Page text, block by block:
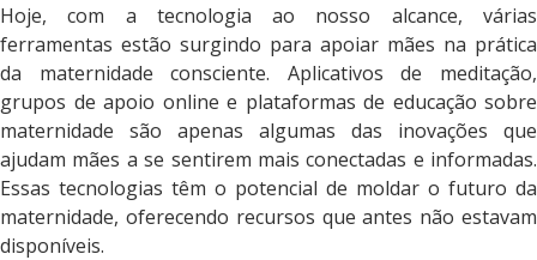
Hoje, com a tecnologia ao nosso alcance, várias
ferramentas estão surgindo para apoiar mães na prática
da maternidade consciente. Aplicativos de meditação,
grupos de apoio online e plataformas de educação sobre
maternidade são apenas algumas das inovações que
ajudam mães a se sentirem mais conectadas e informadas.
Essas tecnologias têm o potencial de moldar o futuro da
maternidade, oferecendo recursos que antes não estavam
disponíveis.